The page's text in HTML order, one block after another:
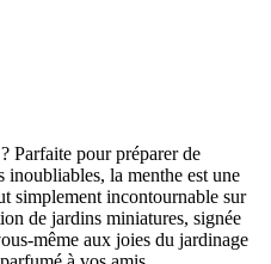
Parfaite pour préparer de
inoubliables, la menthe est une
simplement incontournable sur
de jardins miniatures, signée
même aux joies du jardinage